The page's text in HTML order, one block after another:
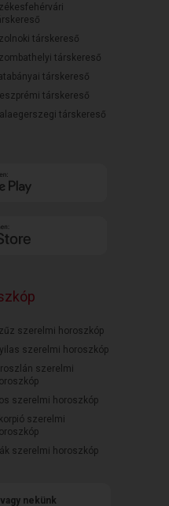
társkereső
társkereső
társkereső
társkereső
társkereső
szerelmi horoszkóp
szerelmi horoszkóp
szerelmi
szerelmi horoszkóp
szerelmi
szerelmi horoszkóp
nekünk